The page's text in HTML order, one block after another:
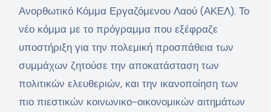
Ανορθωτικό Κόμμα Εργαζόμενου Λαού (ΑΚΕΛ). Το
νέο κόμμα με το πρόγραμμα που εξέφραζε
υποστήριξη για την πολεμική προσπάθεια των
συμμάχων ζητούσε την αποκατάσταση των
πολιτικών ελευθεριών, και την ικανοποίηση των
πιο πιεστικών κοινωνικο-οικονομικών αιτημάτων